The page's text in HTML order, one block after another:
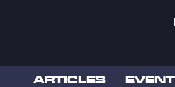
ARTICLES